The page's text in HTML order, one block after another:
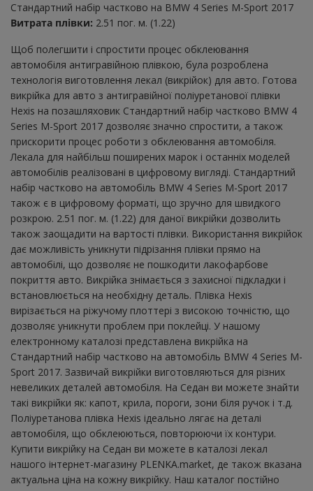
Стандартний набір частково на BMW 4 Series M-Sport 2017
Витрата плівки: 2.51 пог. м. (1.22)
Щоб полегшити і спростити процес обклеювання
автомобіля антигравійною плівкою, була розроблена
технологія виготовлення лекал (викрійок) для авто. Готова
викрійка для авто з антигравійної поліуретанової плівки
Hexis на позашляховик Стандартний набір частково BMW 4
Series M-Sport 2017 дозволяє значно спростити, а також
прискорити процес роботи з обклеювання автомобіля.
Лекала для найбільш поширених марок і останніх моделей
автомобілів реалізовані в цифровому вигляді. Стандартний
набір частково на автомобіль BMW 4 Series M-Sport 2017
також є в цифровому форматі, що зручно для швидкого
розкрою. 2.51 пог. м. (1.22) для даної викрійки дозволить
також заощадити на вартості плівки. Використання викрійок
дає можливість уникнути підрізання плівки прямо на
автомобілі, що дозволяє не пошкодити лакофарбове
покриття авто. Викрійка знімається з захисної підкладки і
встановлюється на необхідну деталь. Плівка Hexis
вирізається на ріжучому плоттері з високою точністю, що
дозволяє уникнути проблем при поклейці. У нашому
електронному каталозі представлена ​​викрійка на
Стандартний набір частково на автомобіль BMW 4 Series M-
Sport 2017. Зазвичай викрійки виготовляються для різних
невеликих деталей автомобіля. На Седан ви можете знайти
такі викрійки як: капот, крила, пороги, зони біля ручок і т.д.
Поліуретанова плівка Hexis ідеально лягає на деталі
автомобіля, що обклеюються, повторюючи їх контури.
Купити викрійку на Седан ви можете в каталозі лекал
нашого інтернет-магазину PLENKA.market, де також вказана
актуальна ціна на кожну викрійку. Наш каталог постійно